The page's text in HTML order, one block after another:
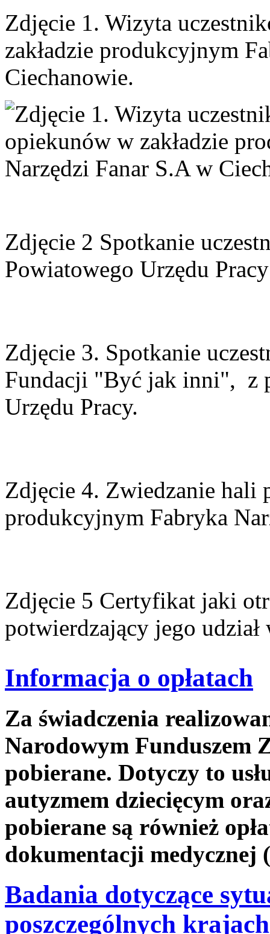
Zdjęcie 1. Wizyta
zakładzie produkcyjnym
Ciechanowie.
Zdjęcie 2 Spotkanie
Powiatowego Urzędu
Zdjęcie 3. Spotkanie
Fundacji "Być jak inni", z
Urzędu Pracy.
Zdjęcie 4. Zwiedzanie hali
produkcyjnym Fabryka
Zdjęcie 5 Certyfikat jaki
potwierdzający jego
Informacja o opłatach
Za świadczenia
Narodowym Funduszem
pobierane. Dotyczy to
autyzmem dziecięcym
pobierane są również
dokumentacji medycznej
Badania dotyczące
poszczególnych